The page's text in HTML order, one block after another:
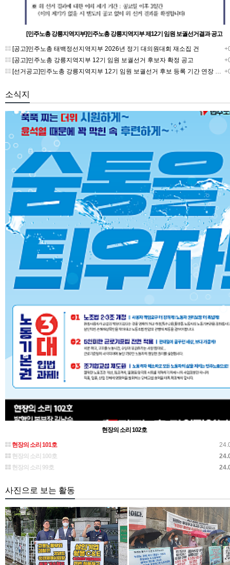
[민주노총 강릉지역지부]민주노총 강릉지역지부 제12기 임원 보궐선거결과 공고
[공고]민주노총 태백정선지역지부 2026년 정기 대의원대회 재소집 건
[공고]민주노총 강릉지역지부 12기 임원 보궐선거 후보자 확정 공고
[선거공고]민주노총 강릉지역지부 12기 임원 보궐선거 후보 등록 기간 연장 공고
소식지
현장의 소리 102호
현장의 소리 101호
현장의 소리 100호
현장의 소리 99호
사진으로 보는 활동